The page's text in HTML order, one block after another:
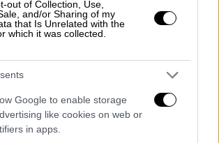
out of Collection, Use,
and/or Sharing of my
that Is Unrelated with the
which it was collected.
Google to enable storage
like cookies on web or
in apps.
αρχές ευθύνη φέρει ένα
προξενεί ζημιά στο υλικό των
σκαφών